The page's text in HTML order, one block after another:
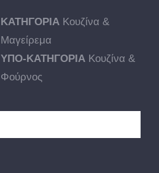
ΚΑΤΗΓΟΡΙΑ Κουζίνα &
Μαγείρεμα
ΥΠΟ-ΚΑΤΗΓΟΡΙΑ Κουζίνα &
Φούρνος